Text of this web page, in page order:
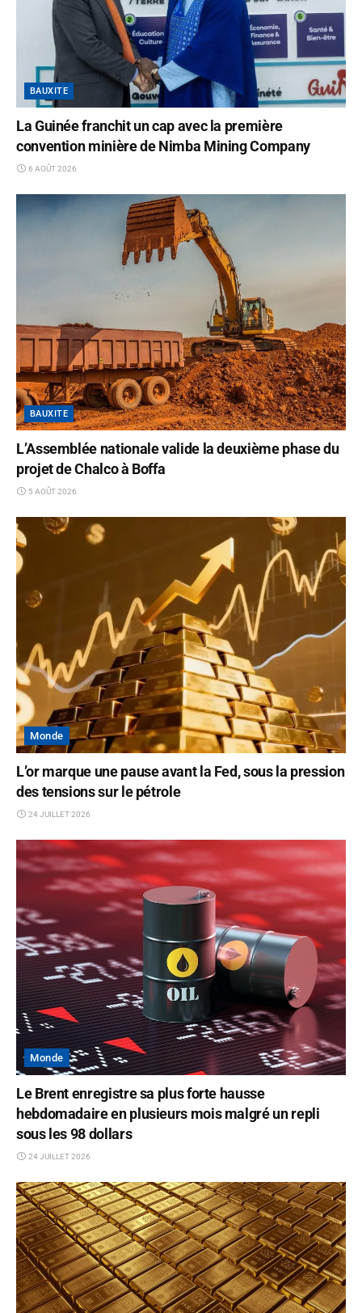
BAUXITE
La Guinée franchit un cap avec la première
convention minière de Nimba Mining Company
6 AOÛT 2026
BAUXITE
L’Assemblée nationale valide la deuxième phase du
projet de Chalco à Boffa
5 AOÛT 2026
Monde
L’or marque une pause avant la Fed, sous la pression
des tensions sur le pétrole
24 JUILLET 2026
Monde
Le Brent enregistre sa plus forte hausse
hebdomadaire en plusieurs mois malgré un repli
sous les 98 dollars
24 JUILLET 2026